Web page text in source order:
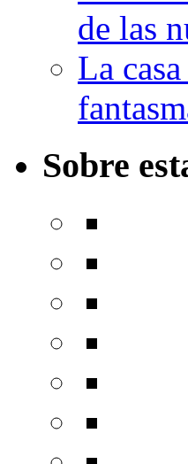
de las
La
Sobre